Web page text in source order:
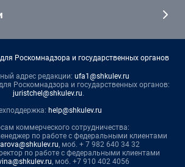
Роскомнадзора и государственных органов
адрес редакции: ufa1@shkulev.ru
Роскомнадзора и государственных органов:
juristchel@shkulev.ru.
help@shkulev.ru
коммерческого сотрудничества:
по работе с федеральными клиентами
, моб. + 7 982 640 34 32
по работе с федеральными клиентами
, моб. +7 910 402 4056